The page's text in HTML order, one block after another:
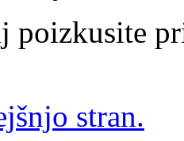
poizkusite
stran.